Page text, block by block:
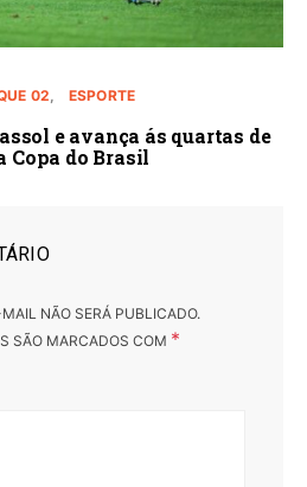
02 ESPORTE
e avança ás quartas de
Copa do Brasil
NÃO SERÁ PUBLICADO.
SÃO MARCADOS COM *